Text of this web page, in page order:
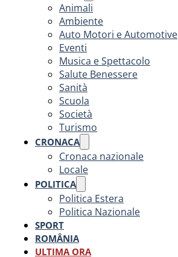
Animali
Ambiente
Auto Motori e Automotive
Eventi
Musica e Spettacolo
Salute Benessere
Sanità
Scuola
Società
Turismo
CRONACA
Cronaca nazionale
Locale
POLITICA
Politica Estera
Politica Nazionale
SPORT
ROMÂNIA
ULTIMA ORA